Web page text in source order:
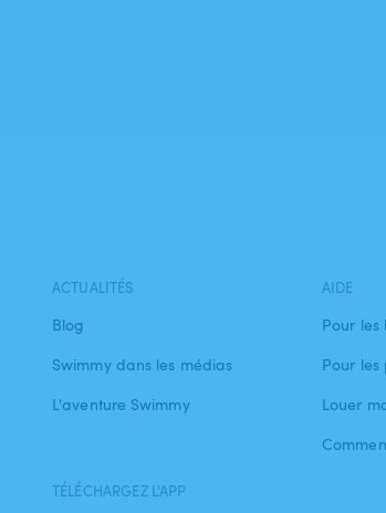
ACTUALITÉS
Blog
Swimmy dans les médias
L'aventure Swimmy
AIDE
Pour
Pour
Louer
TÉLÉCHARGEZ L'APP